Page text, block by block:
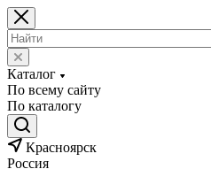
Каталог
По всему сайту
По каталогу
Красноярск
Россия